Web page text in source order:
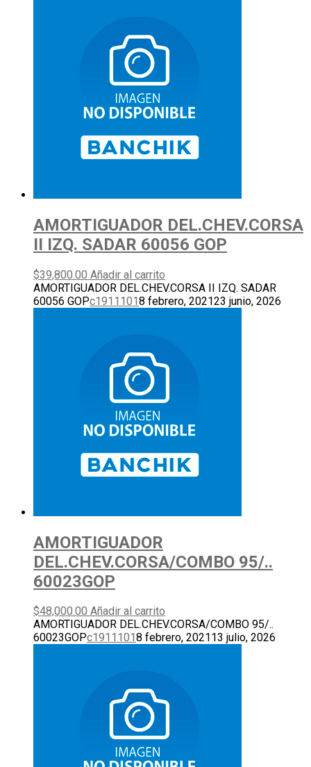
AMORTIGUADOR DEL.CHEV.CORSA
II IZQ. SADAR 60056 GOP
$39,800.00 Añadir al carrito
AMORTIGUADOR DEL.CHEV.CORSA II IZQ. SADAR
60056 GOPc19111018 febrero, 202123 junio, 2026
AMORTIGUADOR
DEL.CHEV.CORSA/COMBO 95/..
60023GOP
$48,000.00 Añadir al carrito
AMORTIGUADOR DEL.CHEV.CORSA/COMBO 95/..
60023GOPc1911101 8 febrero, 2021 13 julio, 2026